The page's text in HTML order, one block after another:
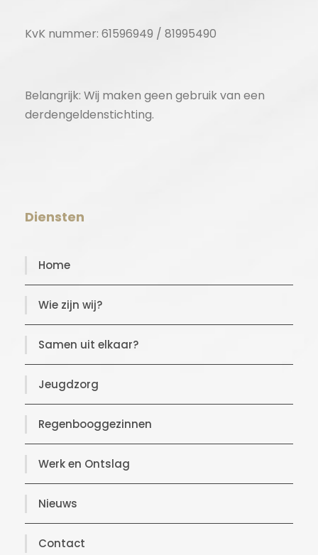
KvK nummer: 61596949 / 81995490
Belangrijk: Wij maken geen gebruik van een
derdengeldenstichting.
Diensten
Home
Wie zijn wij?
Samen uit elkaar?
Jeugdzorg
Regenbooggezinnen
Werk en Ontslag
Nieuws
Contact